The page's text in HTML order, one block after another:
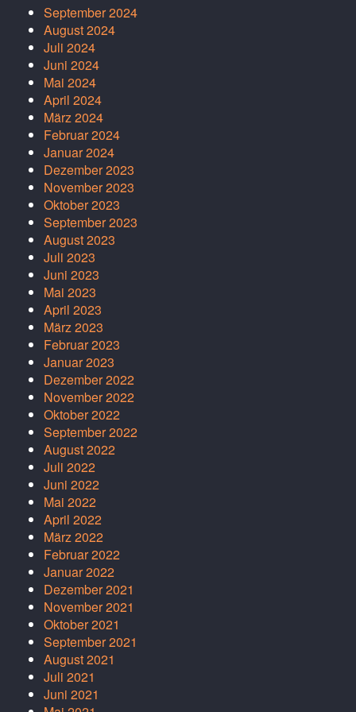
September 2024
August 2024
Juli 2024
Juni 2024
Mai 2024
April 2024
März 2024
Februar 2024
Januar 2024
Dezember 2023
November 2023
Oktober 2023
September 2023
August 2023
Juli 2023
Juni 2023
Mai 2023
April 2023
März 2023
Februar 2023
Januar 2023
Dezember 2022
November 2022
Oktober 2022
September 2022
August 2022
Juli 2022
Juni 2022
Mai 2022
April 2022
März 2022
Februar 2022
Januar 2022
Dezember 2021
November 2021
Oktober 2021
September 2021
August 2021
Juli 2021
Juni 2021